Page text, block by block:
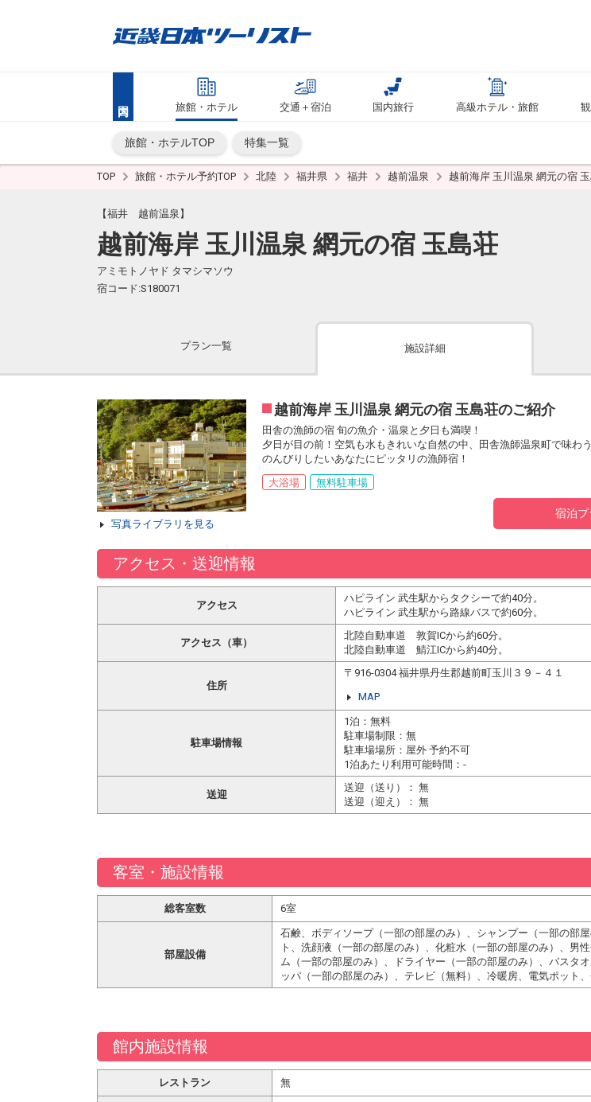
旅館・ホテル 交通＋宿泊 国内旅行 高級ホテル・旅館
旅館・ホテルTOP 特集一覧
TOP 旅館・ホテル予約TOP 北陸 福井県 福井 越前温泉 越前海岸 玉川温泉 網元の宿
【福井 越前温泉】
越前海岸 玉川温泉 網元の宿 玉島荘
アミモトノヤド タマシマソウ
宿コード:S180071
プラン一覧 施設詳細
写真ライブラリを見る
越前海岸 玉川温泉 網元の宿 玉島荘のご紹介
田舎の漁師の宿 旬の魚介・温泉と夕日も満喫！
夕日が目の前！空気も水もきれいな自然の中、田舎漁師温泉町で味わ
のんびりしたいあなたにピッタリの漁師宿！
大浴場
無料駐車場
宿泊プ
アクセス・送迎情報
アクセス
ハピライン 武生駅からタクシーで約40分。
ハピライン 武生駅から路線バスで約60分。
アクセス（車）
北陸自動車道 敦賀ICから約60分。
北陸自動車道 鯖江ICから約40分。
住所
〒916-0304 福井県丹生郡越前町玉川３９－４１
MAP
駐車場情報
1泊：無料
駐車場制限：無
駐車場場所：屋外 予約不可
1泊あたり利用可能時間：-
送迎
送迎（送り）： 無
送迎（迎え）： 無
客室・施設情報
総客室数 6室
部屋設備
石鹸、ボディソープ（一部の部屋のみ）、シャンプー（一部の部
ト、洗顔液（一部の部屋のみ）、化粧水（一部の部屋のみ）、男
ム（一部の部屋のみ）、ドライヤー（一部の部屋のみ）、バスタ
ッパ（一部の部屋のみ）、テレビ（無料）、冷暖房、電気ポット
館内施設情報
レストラン 無